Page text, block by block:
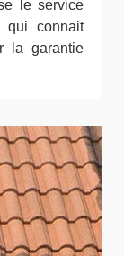
le service
qui connait
la garantie